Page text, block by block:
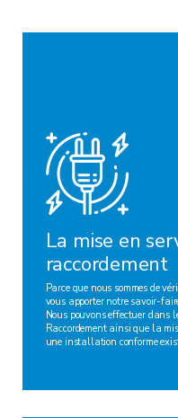
La mise en
raccordement
Parce que nous sommes de
vous apporter notre savoir-
Nous pouvons effectuer dans
Raccordement ainsi que la
une installation conforme